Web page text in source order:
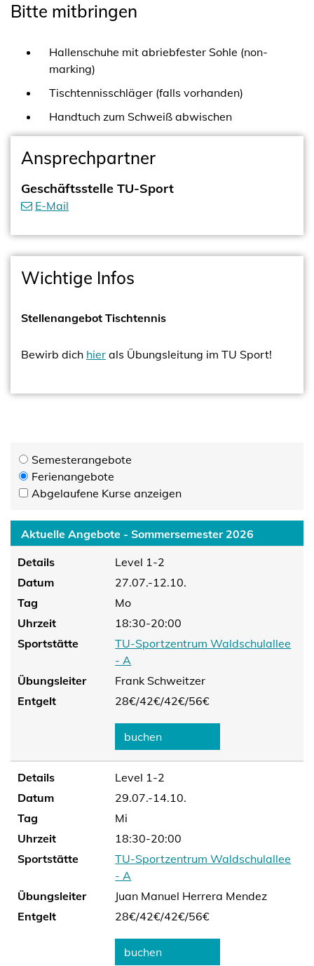
Bitte mitbringen
Hallenschuhe mit abriebfester Sohle (non-
marking)
Tischtennisschläger (falls vorhanden)
Handtuch zum Schweiß abwischen
Ansprechpartner
Geschäftsstelle TU-Sport
E-Mail
Wichtige Infos
Stellenangebot Tischtennis
Bewirb dich hier als Übungsleitung im TU Sport!
Semesterangebote
Ferienangebote
Abgelaufene Kurse anzeigen
Aktuelle Angebote - Sommersemester 2026
Details
Level 1-2
Datum
27.07.-12.10.
Tag
Mo
Uhrzeit
18:30-20:00
Sportstätte
TU-Sportzentrum Waldschulallee
- A
Übungsleiter
Frank Schweitzer
Entgelt
28€/42€/42€/56€
buchen
Details
Level 1-2
Datum
29.07.-14.10.
Tag
Mi
Uhrzeit
18:30-20:00
Sportstätte
TU-Sportzentrum Waldschulallee
- A
Übungsleiter
Juan Manuel Herrera Mendez
Entgelt
28€/42€/42€/56€
buchen